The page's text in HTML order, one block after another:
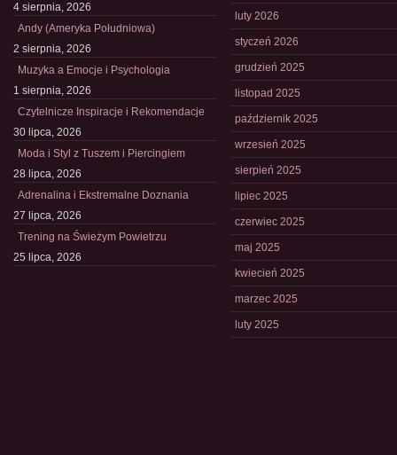
4 sierpnia, 2026
Andy (Ameryka Południowa)
2 sierpnia, 2026
Muzyka a Emocje i Psychologia
1 sierpnia, 2026
Czytelnicze Inspiracje i Rekomendacje
30 lipca, 2026
Moda i Styl z Tuszem i Piercingiem
28 lipca, 2026
Adrenalina i Ekstremalne Doznania
27 lipca, 2026
Trening na Świeżym Powietrzu
25 lipca, 2026
luty 2026
styczeń 2026
grudzień 2025
listopad 2025
październik 2025
wrzesień 2025
sierpień 2025
lipiec 2025
czerwiec 2025
maj 2025
kwiecień 2025
marzec 2025
luty 2025